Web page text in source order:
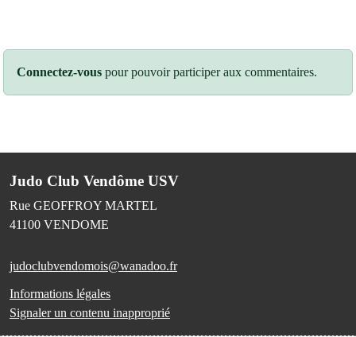
Connectez-vous pour pouvoir participer aux commentaires.
Judo Club Vendôme USV
Rue GEOFFROY MARTEL
41100 VENDOME
judoclubvendomois@wanadoo.fr
Informations légales
Signaler un contenu inapproprié